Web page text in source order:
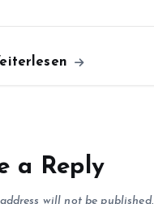
a Reply
will not be published.